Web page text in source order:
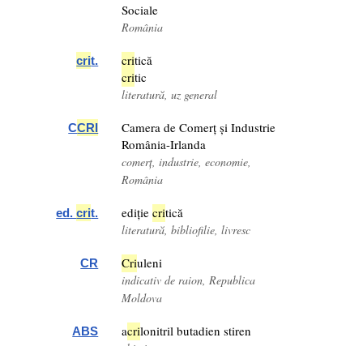
Sociale
România
crit. critică
critic
literatură, uz general
CCRI
Camera de Comerț și Industrie
România-Irlanda
comerț, industrie, economie,
România
ed.crit. edițiecritică
literatură, bibliofilie, livresc
CR Criuleni
indicativ de raion, Republica
Moldova
ABS acrilonitril butadien stiren